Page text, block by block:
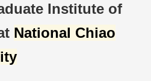
Institute of
National Chiao